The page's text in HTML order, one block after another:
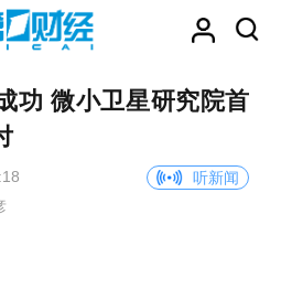
功 微小卫星研究院首
听新闻